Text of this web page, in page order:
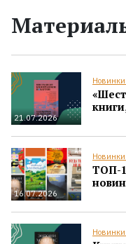
21.07.2026
16.07.2026
ТОП-